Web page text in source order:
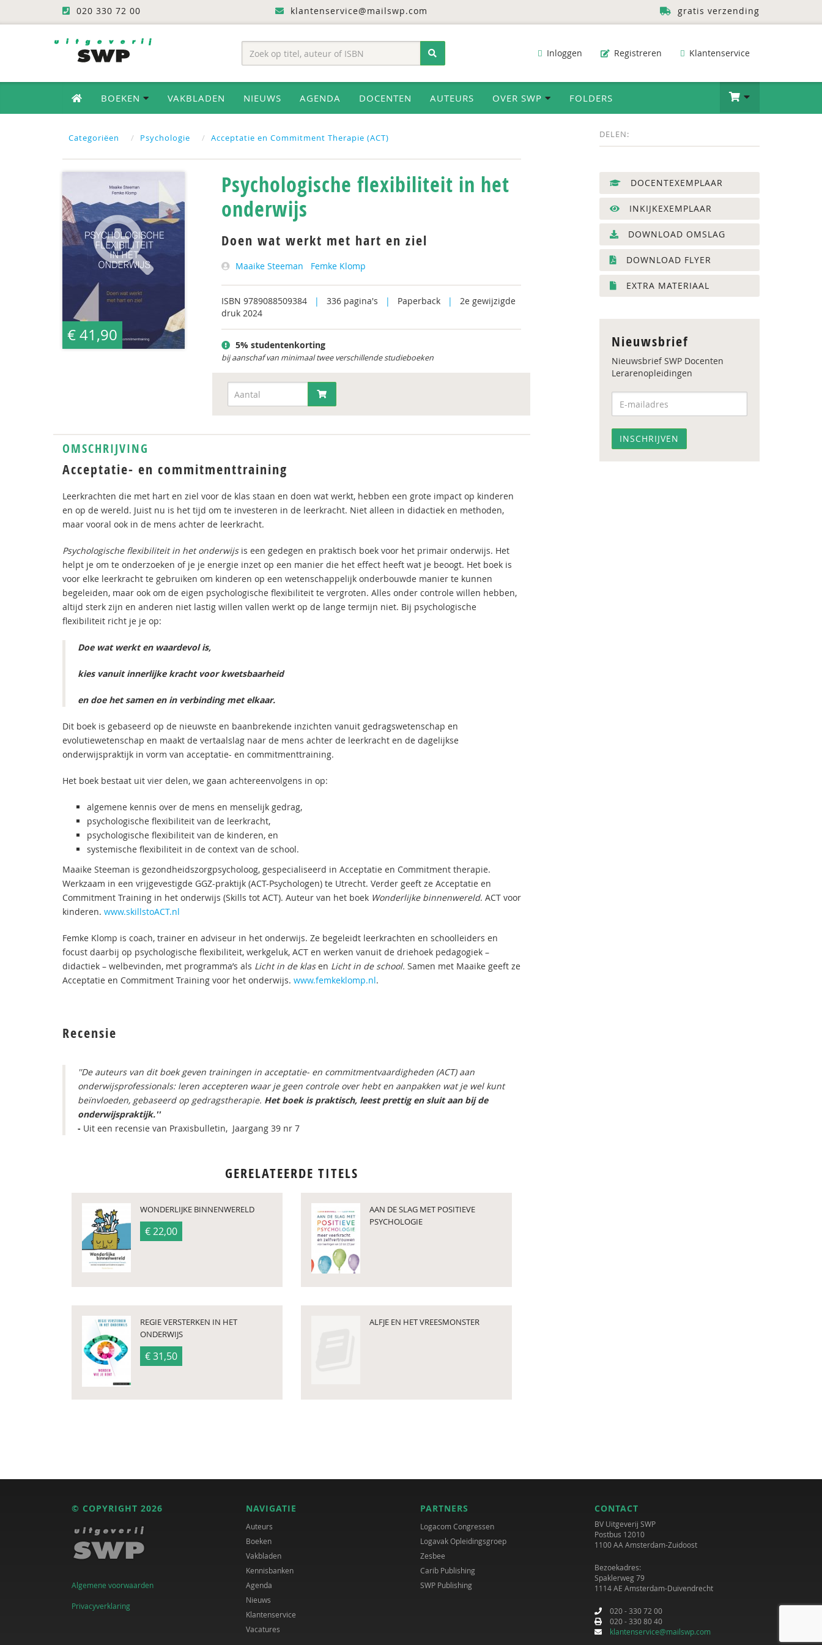
020 330 72 00 klantenservice@mailswp.com gratis verzending
Inloggen Registreren Klantenservice
BOEKEN VAKBLADEN NIEUWS AGENDA DOCENTEN AUTEURS OVER SWP FOLDERS
Categoriëen Psychologie Acceptatie en Commitment Therapie (ACT) DELEN:
€ 41,90
Psychologische flexibiliteit in het
onderwijs
Doen wat werkt met hart en ziel
Maaike Steeman Femke Klomp
ISBN 9789088509384 | 336 pagina's | Paperback |
2e gewijzigde
druk 2024
5% studentenkorting
bij aanschaf van minimaal twee verschillende studieboeken
OMSCHRIJVING
Acceptatie- en commitmenttraining
Leerkrachten die met hart en ziel voor de klas staan en doen wat werkt, hebben een grote impact op kinderen
en op de wereld. Juist nu is het tijd om te investeren in de leerkracht. Niet alleen in didactiek en methoden,
maar vooral ook in de mens achter de leerkracht.
Psychologische flexibiliteit in het onderwijsis een gedegen en praktisch boek voor het primair onderwijs. Het
helpt je om te onderzoeken of je je energie inzet op een manier die het effect heeft wat je beoogt. Het boek is
voor elke leerkracht te gebruiken om kinderen op een wetenschappelijk onderbouwde manier te kunnen
begeleiden, maar ook om de eigen psychologische flexibiliteit te vergroten. Alles onder controle willen hebben,
altijd sterk zijn en anderen niet lastig willen vallen werkt op de lange termijn niet. Bij psychologische
flexibiliteit richt je je op:
Doe wat werkt en waardevol is,
kies vanuit innerlijke kracht voor kwetsbaarheid
en doe het samen en in verbinding met elkaar.
Dit boek is gebaseerd op de nieuwste en baanbrekende inzichten vanuit gedragswetenschap en
evolutiewetenschap en maakt de vertaalslag naar de mens achter de leerkracht en de dagelijkse
onderwijspraktijk in vorm van acceptatie- en commitmenttraining.
Het boek bestaat uit vier delen, we gaan achtereenvolgens in op:
algemene kennis over de mens en menselijk gedrag,
psychologische flexibiliteit van de leerkracht,
psychologische flexibiliteit van de kinderen, en
systemische flexibiliteit in de context van de school.
Maaike Steeman is gezondheidszorgpsycholoog, gespecialiseerd in Acceptatie en Commitment therapie.
Werkzaam in een vrijgevestigde GGZ-praktijk (ACT-Psychologen) te Utrecht. Verder geeft ze Acceptatie en
Commitment Training in het onderwijs (Skills tot ACT). Auteur van het boek Wonderlijke binnenwereld. ACT voor
kinderen. www.skillstoACT.nl
Femke Klomp is coach, trainer en adviseur in het onderwijs. Ze begeleidt leerkrachten en schoolleiders en
focust daarbij op psychologische flexibiliteit, werkgeluk, ACT en werken vanuit de driehoek pedagogiek –
didactiek – welbevinden, met programma’s als Licht in de klasen Licht in de school. Samen met Maaike geeft ze
Acceptatie en Commitment Training voor het onderwijs. www.femkeklomp.nl.
Recensie
''De auteurs van dit boek geven trainingen in acceptatie- en commitmentvaardigheden (ACT) aan
onderwijsprofessionals: leren accepteren waar je geen controle over hebt en aanpakken wat je wel kunt
beïnvloeden, gebaseerd op gedragstherapie. Het boek is praktisch, leest prettig en sluit aan bij de
onderwijspraktijk.''
- Uit een recensie van Praxisbulletin, Jaargang 39 nr 7
GERELATEERDE TITELS
WONDERLIJKE BINNENWERELD
€ 22,00
AAN DE SLAG MET POSITIEVE
PSYCHOLOGIE
REGIE VERSTERKEN IN HET
ONDERWIJS
€ 31,50
ALFJE EN HET VREESMONSTER
DOCENTEXEMPLAAR
INKIJKEXEMPLAAR
DOWNLOAD OMSLAG
DOWNLOAD FLYER
EXTRA MATERIAAL
Nieuwsbrief
Nieuwsbrief SWP Docenten
Lerarenopleidingen
© COPYRIGHT 2026
Algemene voorwaarden
Privacyverklaring
NAVIGATIE
Auteurs
Boeken
Vakbladen
Kennisbanken
Agenda
Nieuws
Klantenservice
Vacatures
PARTNERS
Logacom Congressen
Logavak Opleidingsgroep
Zesbee
Carib Publishing
SWP Publishing
CONTACT
BV Uitgeverij SWP
Postbus 12010
1100 AA Amsterdam-Zuidoost
Bezoekadres:
Spaklerweg 79
1114 AE Amsterdam-Duivendrecht
020 - 330 72 00
020 - 330 80 40
klantenservice@mailswp.com